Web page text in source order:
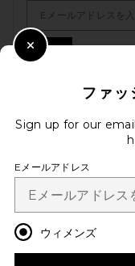
改善にご協力く
本日のお買い物に関する簡
カスタマーサービス
ファ
Sign up for our
Eメールアドレス
ウィメンズ
Close Modal